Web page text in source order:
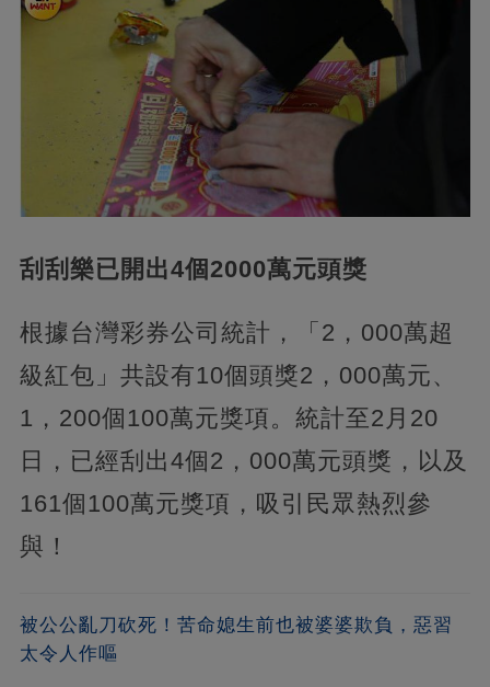
刮刮樂已開出4個2000萬元頭獎
根據台灣彩券公司統計，「2，000萬超
級紅包」共設有10個頭獎2，000萬元、
1，200個100萬元獎項。統計至2月20
日，已經刮出4個2，000萬元頭獎，以及
161個100萬元獎項，吸引民眾熱烈參
與！
被公公亂刀砍死！苦命媳生前也被婆婆欺負，惡習
太令人作嘔